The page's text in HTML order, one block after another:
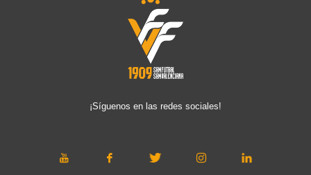
¡Síguenos en las redes sociales!